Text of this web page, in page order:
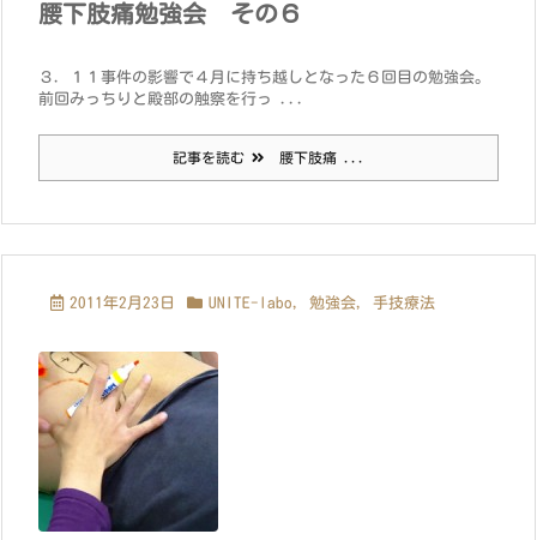
腰下肢痛勉強会 その６
３．１１事件の影響で４月に持ち越しとなった６回目の勉強会。
前回みっちりと殿部の触察を行っ ...
記事を読む 腰下肢痛 ...
2011年2月23日 UNITE-labo, 勉強会, 手技療法